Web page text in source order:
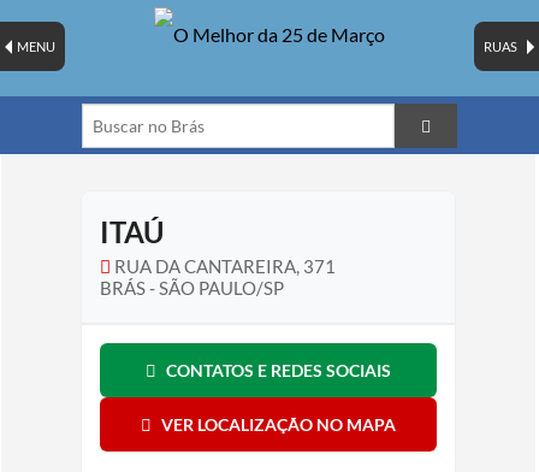
RUAS
MENU
ITAÚ
RUA DA CANTAREIRA, 371
BRÁS - SÃO PAULO/SP
CONTATOS E REDES SOCIAIS
VER LOCALIZAÇÃO NO MAPA